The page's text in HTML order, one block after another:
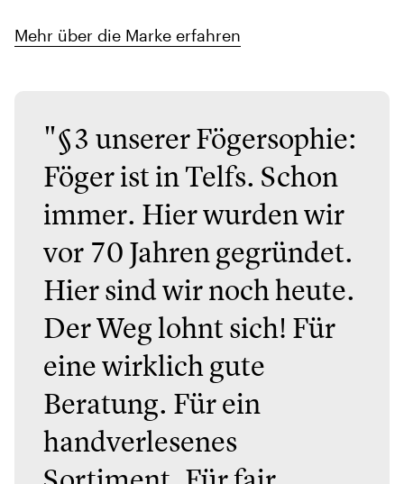
Mehr über die Marke erfahren
"§3 unserer Fögersophie:
Föger ist in Telfs. Schon
immer. Hier wurden wir
vor 70 Jahren gegründet.
Hier sind wir noch heute.
Der Weg lohnt sich! Für
eine wirklich gute
Beratung. Für ein
handverlesenes